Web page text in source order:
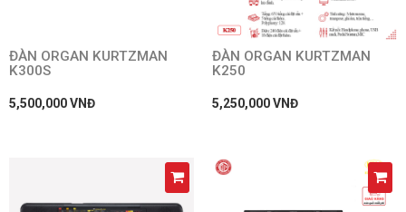
ĐÀN ORGAN KURTZMAN
K300S
5,500,000 VNĐ
ĐÀN ORGAN KURTZMAN
K250
5,250,000 VNĐ